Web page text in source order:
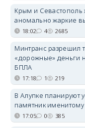
Крым и Севастополь
аномально жаркие
18:02 4 2685
Минтранс разрешил
«дорожные» деньги
БПЛА
17:18 1 219
В Алупке планируют
памятник
17:05 0 385